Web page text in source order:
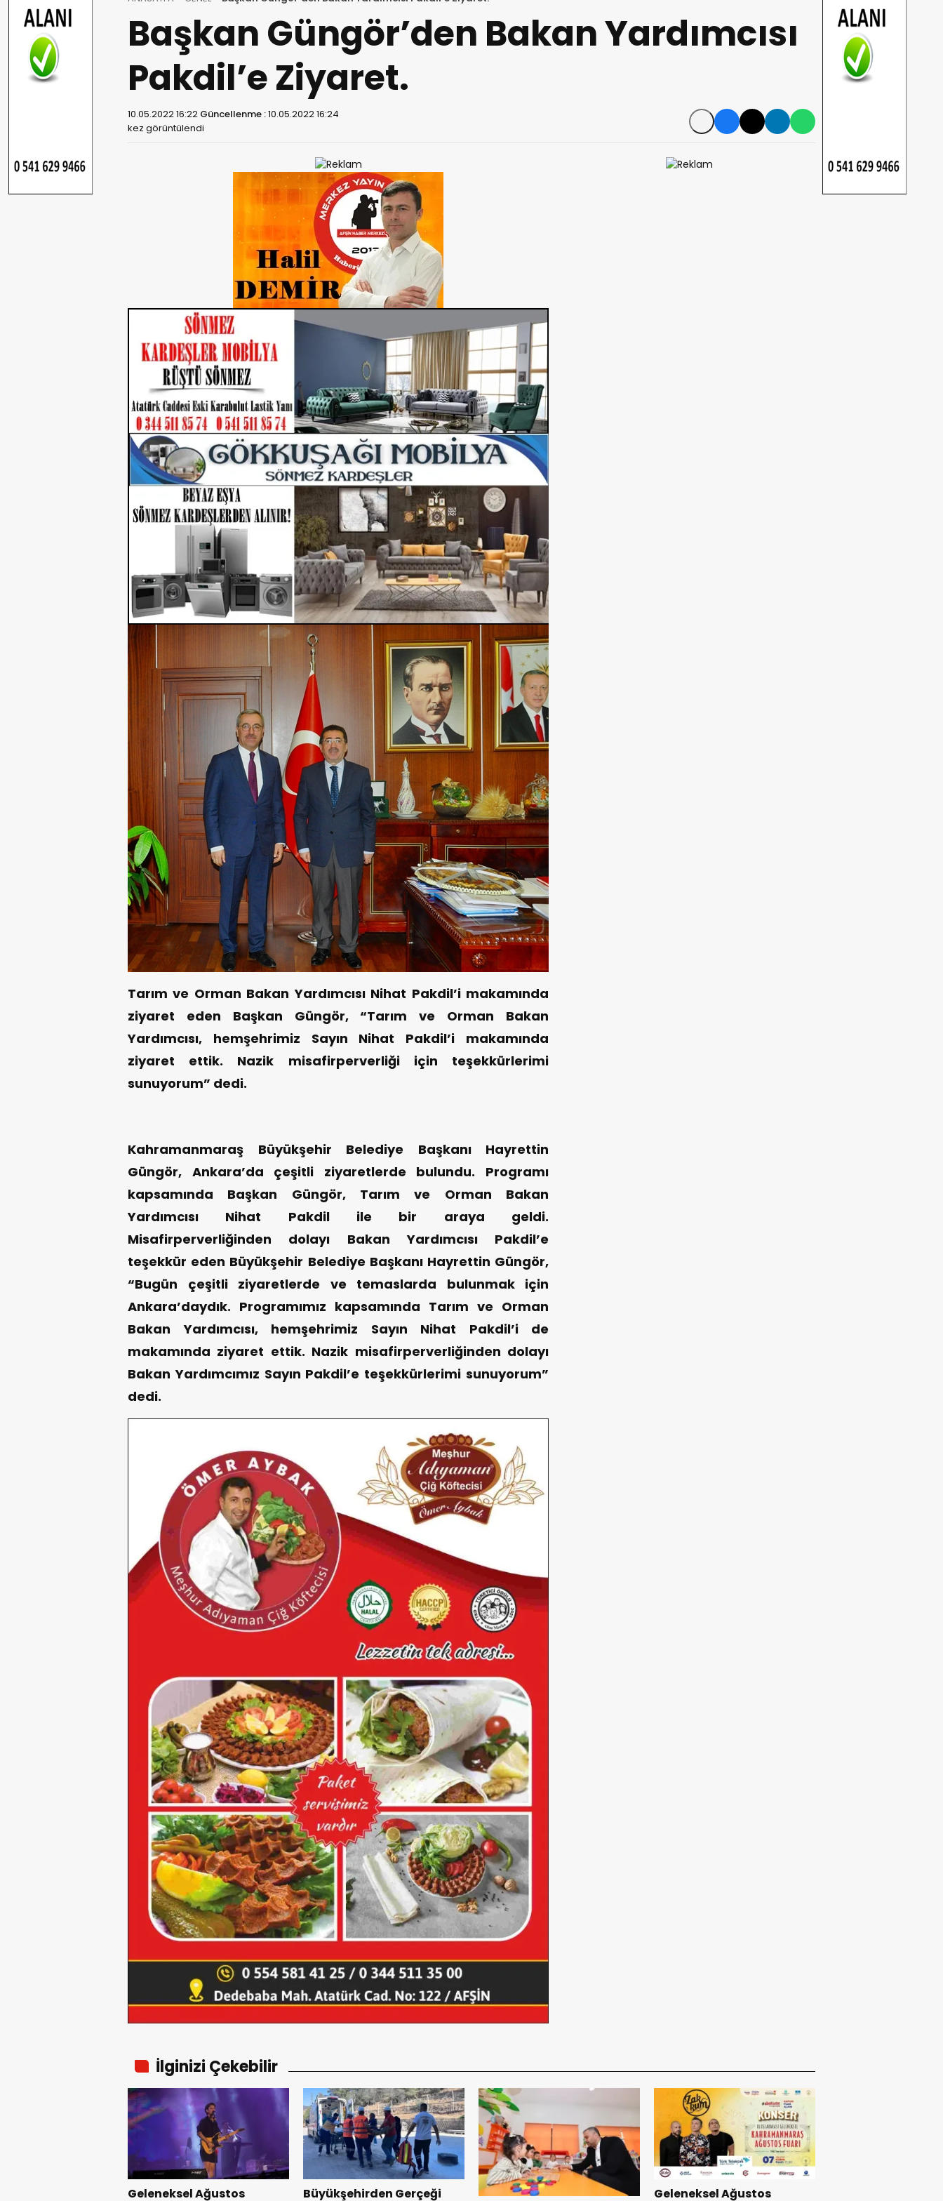
Başkan Güngör’den Bakan Yardımcısı
Pakdil’e Ziyaret.
10.05.2022 16:22 Güncellenme :10.05.2022 16:24
kez görüntülendi
Tarım ve Orman Bakan Yardımcısı Nihat Pakdil’i makamında
ziyaret eden Başkan Güngör, “Tarım ve Orman Bakan
Yardımcısı, hemşehrimiz Sayın Nihat Pakdil’i makamında
ziyaret ettik. Nazik misafirperverliği için teşekkürlerimi
sunuyorum” dedi.
Kahramanmaraş Büyükşehir Belediye Başkanı Hayrettin
Güngör, Ankara’da çeşitli ziyaretlerde bulundu. Programı
kapsamında Başkan Güngör, Tarım ve Orman Bakan
Yardımcısı Nihat Pakdil ile bir araya geldi.
Misafirperverliğinden dolayı Bakan Yardımcısı Pakdil’e
teşekkür eden Büyükşehir Belediye Başkanı Hayrettin Güngör,
“Bugün çeşitli ziyaretlerde ve temaslarda bulunmak için
Ankara’daydık. Programımız kapsamında Tarım ve Orman
Bakan Yardımcısı, hemşehrimiz Sayın Nihat Pakdil’i de
makamında ziyaret ettik. Nazik misafirperverliğinden dolayı
Bakan Yardımcımız Sayın Pakdil’e teşekkürlerimi sunuyorum”
dedi.
İlginizi Çekebilir
Geleneksel Ağustos
Büyükşehirden Gerçeği
Geleneksel Ağustos